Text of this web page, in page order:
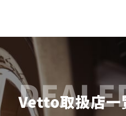
Vetto取扱店一